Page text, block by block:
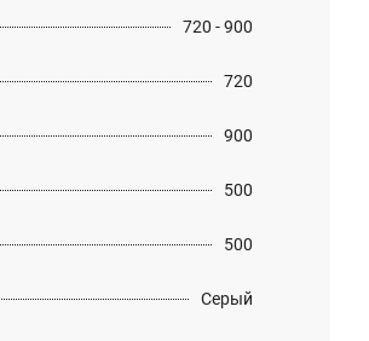
720 - 900
720
900
500
500
Серый